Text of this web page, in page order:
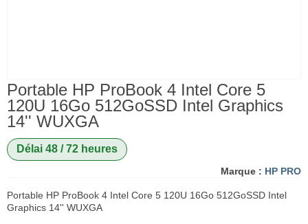
Portable HP ProBook 4 Intel Core 5
120U 16Go 512GoSSD Intel Graphics
14'' WUXGA
Délai 48 / 72 heures
Marque : HP PRO
Portable HP ProBook 4 Intel Core 5 120U 16Go 512GoSSD Intel
Graphics 14'' WUXGA